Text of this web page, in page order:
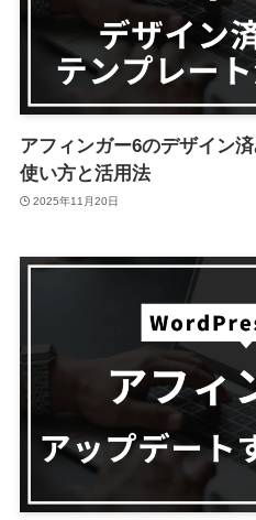
アフィンガー6のデザイン
使い方と活用法
2025年11月20日